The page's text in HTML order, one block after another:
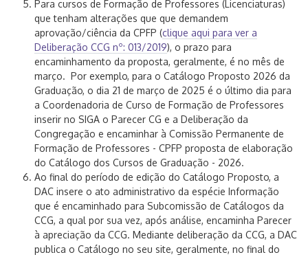
Para cursos de Formação de Professores (Licenciaturas)
que tenham alterações que que demandem
aprovação/ciência da CPFP (clique aqui para ver a
Deliberação CCG nº: 013/2019), o prazo para
encaminhamento da proposta, geralmente, é no mês de
março. Por exemplo, para o Catálogo Proposto 2026 da
Graduação, o dia 21 de março de 2025 é o último dia para
a Coordenadoria de Curso de Formação de Professores
inserir no SIGA o Parecer CG e a Deliberação da
Congregação e encaminhar à Comissão Permanente de
Formação de Professores - CPFP proposta de elaboração
do Catálogo dos Cursos de Graduação - 2026.
Ao final do período de edição do Catálogo Proposto, a
DAC insere o ato administrativo da espécie Informação
que é encaminhado para Subcomissão de Catálogos da
CCG, a qual por sua vez, após análise, encaminha Parecer
à apreciação da CCG. Mediante deliberação da CCG, a DAC
publica o Catálogo no seu site, geralmente, no final do